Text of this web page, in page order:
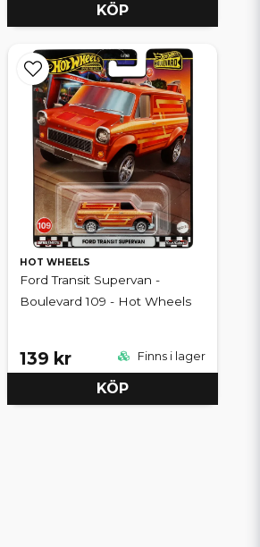
KÖP
HOT WHEELS
Ford Transit Supervan -
Boulevard 109 - Hot Wheels
139 kr Finns i lager
KÖP